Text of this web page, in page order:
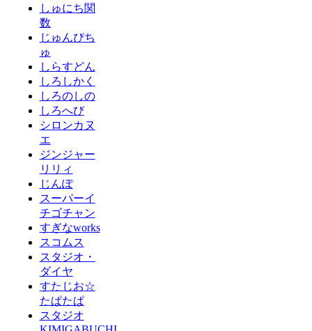
しゅにち関
数
じゅんぴち
ゅ
しらすどん
しろしかく
しろのしの
しろへび
シロンカヌ
エ
ジンジャー
リリィ
じんぽ
スーパーイ
チゴチャン
すぎなworks
スコムス
スタジオ・
ダイヤ
すたじお☆
たぱたぱ
スタジオ